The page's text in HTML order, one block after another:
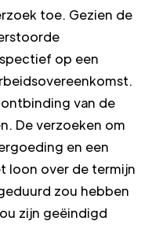
toe. Gezien de
op een
van de
De verzoeken om
en een
loon over de termijn
zou hebben
zijn geëindigd